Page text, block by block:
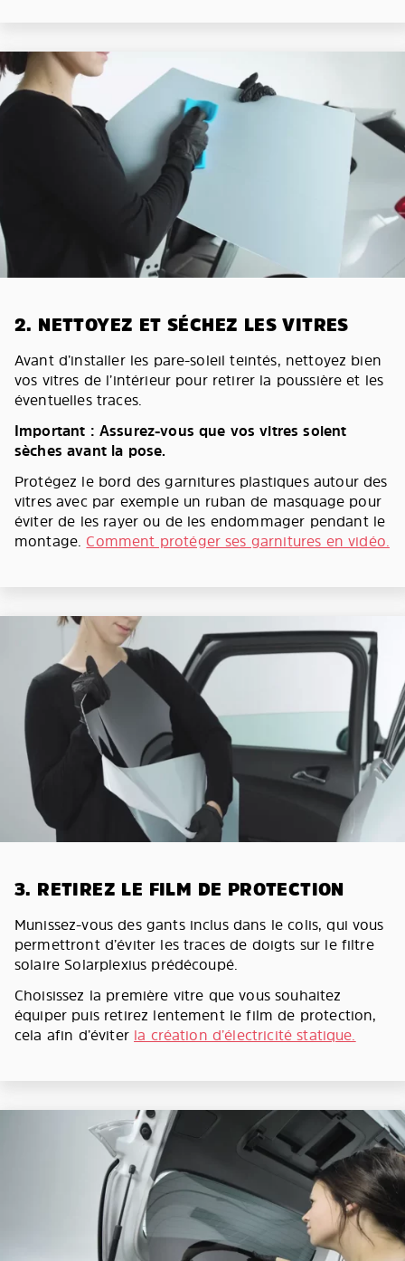
2. NETTOYEZ ET SÉCHEZ LES VITRES
Avant d’installer les pare-soleil teintés, nettoyez bien
vos vitres de l’intérieur pour retirer la poussière et les
éventuelles traces.
Important : Assurez-vous que vos vitres soient
sèches avant la pose.
Protégez le bord des garnitures plastiques autour des
vitres avec par exemple un ruban de masquage pour
éviter de les rayer ou de les endommager pendant le
montage. Comment protéger ses garnitures en vidéo.
3. RETIREZ LE FILM DE PROTECTION
Munissez-vous des gants inclus dans le colis, qui vous
permettront d’éviter les traces de doigts sur le filtre
solaire Solarplexius prédécoupé.
Choisissez la première vitre que vous souhaitez
équiper puis retirez lentement le film de protection,
cela afin d’éviter la création d’électricité statique.